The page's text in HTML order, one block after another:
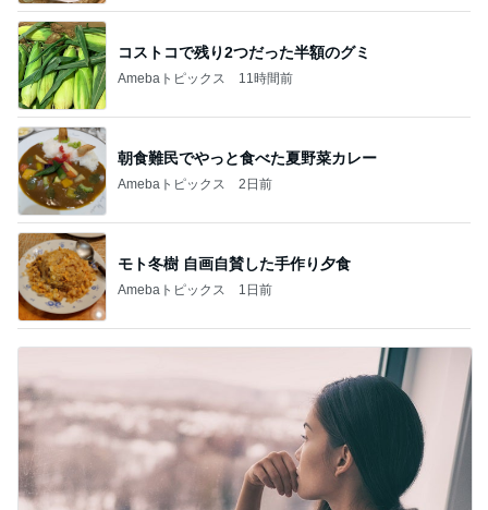
コストコで残り2つだった半額のグミ
Amebaトピックス 11時間前
朝食難民でやっと食べた夏野菜カレー
Amebaトピックス 2日前
モト冬樹 自画自賛した手作り夕食
Amebaトピックス 1日前